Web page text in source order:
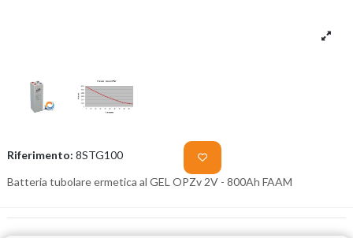
Riferimento: 8STG100
Batteria tubolare ermetica al GEL OPZv 2V - 800Ah FAAM